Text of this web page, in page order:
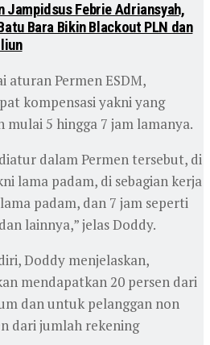
Jampidsus Febrie Adriansyah,
Bara Bikin Blackout PLN dan
aturan Permen ESDM,
kompensasi yakni yang
mulai 5 hingga 7 jam lamanya.
dalam Permen tersebut, di
lama padam, di sebagian kerja
padam, dan 7 jam seperti
lainnya,” jelas Doddy.
Doddy menjelaskan,
mendapatkan 20 persen dari
dan untuk pelanggan non
dari jumlah rekening